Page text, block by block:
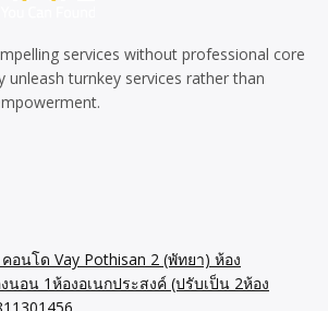
services without professional core
unleash turnkey services rather than